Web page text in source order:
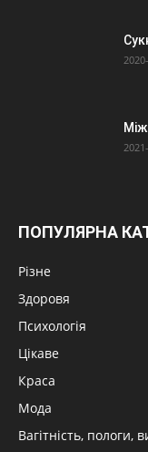
ПОПУЛЯРНА
Різне
Здоровя
Психологія
Цікаве
Краса
Мода
Вагітність, пологи,